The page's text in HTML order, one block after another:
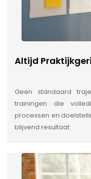
Altijd
Geen standaard
trainingen die
processen en
blijvend resultaat.